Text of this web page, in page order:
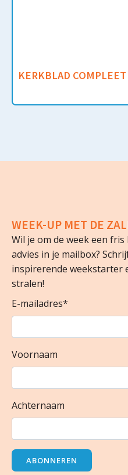
KERKBLAD COMPLEET
WEEK-UP MET DE
Wil je om de week een
advies in je mailbox?
inspirerende weekstarter
stralen!
E-mailadres*
Voornaam
Achternaam
ABONNEREN